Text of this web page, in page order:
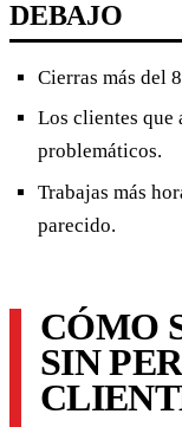
DEBAJO
Cierras más del
Los clientes que
problemáticos.
Trabajas más
parecido.
CÓMO
SIN